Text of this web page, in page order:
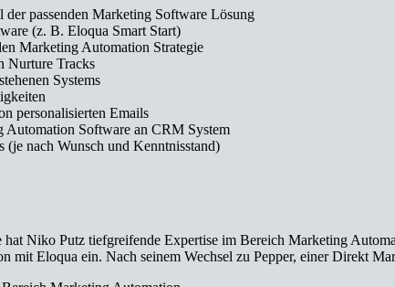
passenden Marketing Software Lösung
(z. B. Eloqua Smart Start)
Marketing Automation Strategie
Nurture Tracks
Systems
personalisierten Emails
Automation Software an CRM System
(je nach Wunsch und Kenntnisstand)
Niko Putz tiefgreifende Expertise im Bereich Marketing
mit Eloqua ein. Nach seinem Wechsel zu Pepper, einer Direkt